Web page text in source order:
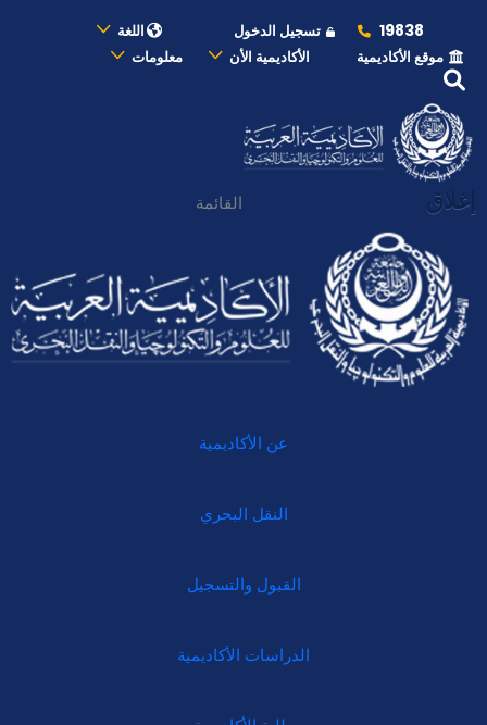
19838 تسجيل الدخول
اللغة
موقع الأكاديمية
الأكاديمية الأن معلومات
إغلاق القائمة
عن الأكاديمية
النقل البحري
القبول والتسجيل
الدراسات الأكاديمية